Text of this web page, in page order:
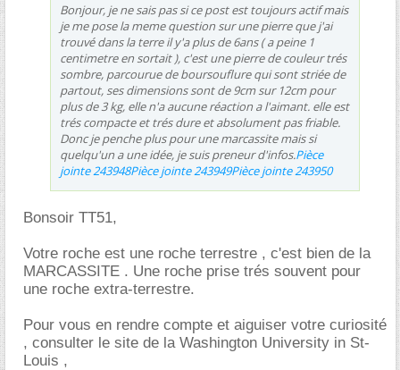
Bonjour, je ne sais pas si ce post est toujours actif mais
je me pose la meme question sur une pierre que j'ai
trouvé dans la terre il y'a plus de 6ans ( a peine 1
centimetre en sortait ), c'est une pierre de couleur trés
sombre, parcourue de boursouflure qui sont striée de
partout, ses dimensions sont de 9cm sur 12cm pour
plus de 3 kg, elle n'a aucune réaction a l'aimant. elle est
trés compacte et trés dure et absolument pas friable.
Donc je penche plus pour une marcassite mais si
quelqu'un a une idée, je suis preneur d'infos.Pièce
jointe 243948Pièce jointe 243949Pièce jointe 243950
Bonsoir TT51,
Votre roche est une roche terrestre , c'est bien de la
MARCASSITE . Une roche prise trés souvent pour
une roche extra-terrestre.
Pour vous en rendre compte et aiguiser votre curiosité
, consulter le site de la Washington University in St-
Louis ,